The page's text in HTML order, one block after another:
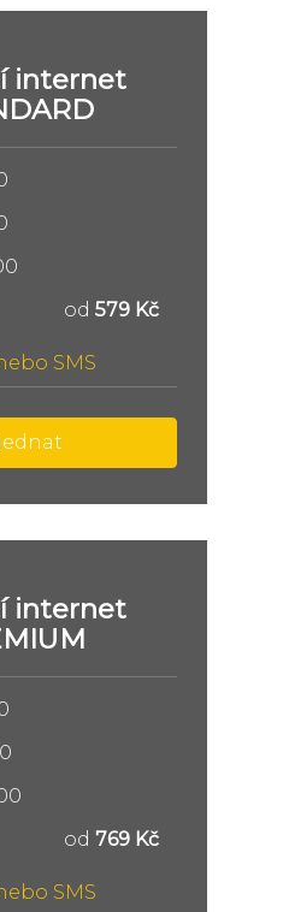
internet
od 579 Kč
SMS
internet
od 769 Kč
SMS